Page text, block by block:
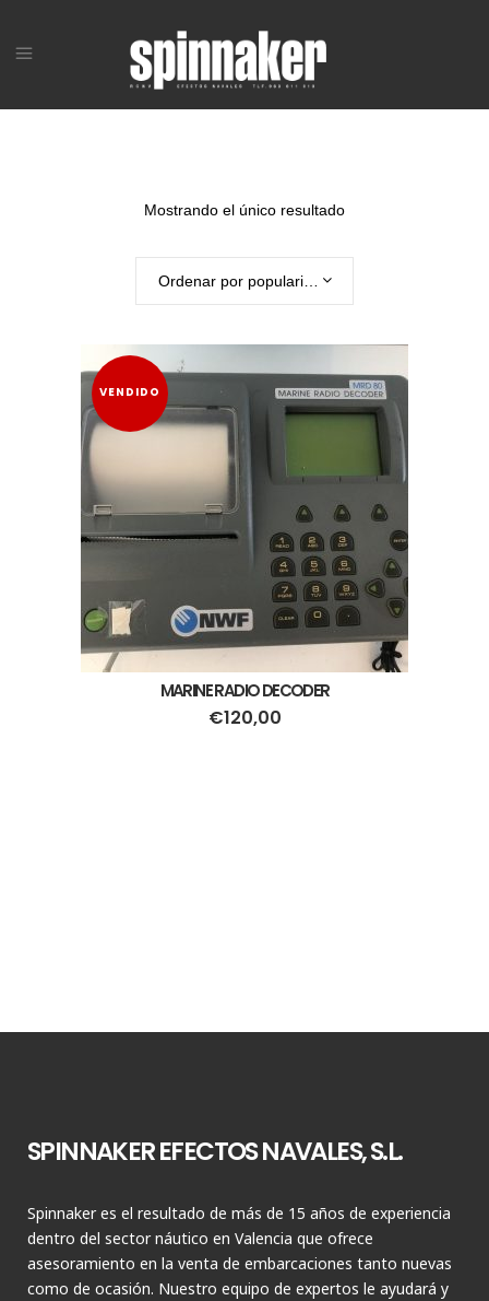
Mostrando el único resultado
VENDIDO
MARINE RADIO DECODER
€120,00
SPINNAKER EFECTOS NAVALES, S.L.
Spinnaker es el resultado de más de 15 años de experiencia
dentro del sector náutico en Valencia que ofrece
asesoramiento en la venta de embarcaciones tanto nuevas
como de ocasión. Nuestro equipo de expertos le ayudará y